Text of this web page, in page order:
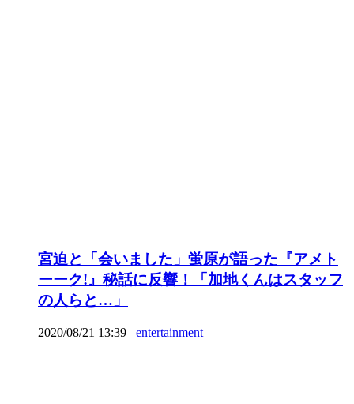
宮迫と「会いました」蛍原が語った『アメト
ーーク!』秘話に反響！「加地くんはスタッフ
の人らと…」
2020/08/21 13:39 entertainment